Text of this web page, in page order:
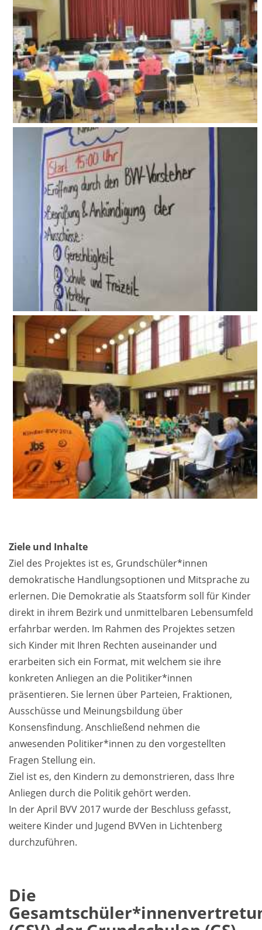
Ziele und Inhalte
Ziel des Projektes ist es, Grundschüler*innen
demokratische Handlungsoptionen und Mitsprache zu
erlernen. Die Demokratie als Staatsform soll für Kinder
direkt in ihrem Bezirk und unmittelbaren Lebensumfeld
erfahrbar werden. Im Rahmen des Projektes setzen
sich Kinder mit Ihren Rechten auseinander und
erarbeiten sich ein Format, mit welchem sie ihre
konkreten Anliegen an die Politiker*innen
präsentieren. Sie lernen über Parteien, Fraktionen,
Ausschüsse und Meinungsbildung über
Konsensfindung. Anschließend nehmen die
anwesenden Politiker*innen zu den vorgestellten
Fragen Stellung ein.
Ziel ist es, den Kindern zu demonstrieren, dass Ihre
Anliegen durch die Politik gehört werden.
In der April BVV 2017 wurde der Beschluss gefasst,
weitere Kinder und Jugend BVVen in Lichtenberg
durchzuführen.
Die